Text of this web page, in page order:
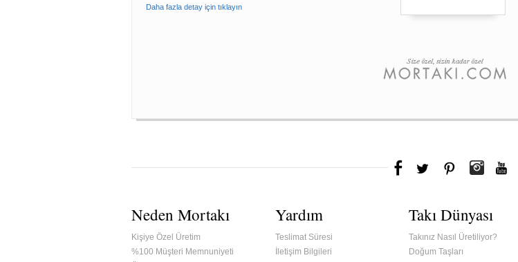
Daha fazla detay için tıklayın
Neden Mortakı
Kişiye Özel Üretim
%100 Müşteri Memnuniyeti
Yardım
Teslimat Süresi
İletişim Bilgileri
Takı Dünyası
Takınız Nasıl Üretiliyor?
Doğum Taşları